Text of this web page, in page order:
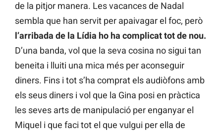
de la pitjor manera. Les vacances de Nadal
sembla que han servit per apaivagar el foc, però
l’arribada de la Lídia ho ha complicat tot de nou.
D’una banda, vol que la seva cosina no sigui tan
beneita i lluiti una mica més per aconseguir
diners. Fins i tot s’ha comprat els audiòfons amb
els seus diners i vol que la Gina posi en pràctica
les seves arts de manipulació per enganyar el
Miquel i que faci tot el que vulgui per ella de